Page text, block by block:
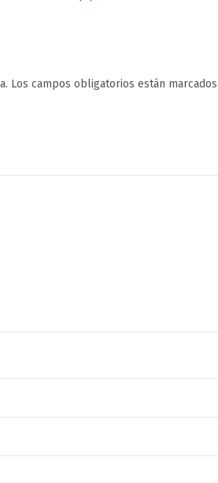
Los campos obligatorios están